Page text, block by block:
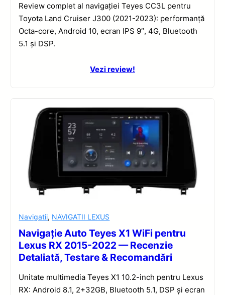
Review complet al navigației Teyes CC3L pentru
Toyota Land Cruiser J300 (2021-2023): performanță
Octa-core, Android 10, ecran IPS 9″, 4G, Bluetooth
5.1 și DSP.
Vezi review!
Navigatii, NAVIGATII LEXUS
Navigație Auto Teyes X1 WiFi pentru
Lexus RX 2015-2022 — Recenzie
Detaliată, Testare & Recomandări
Unitate multimedia Teyes X1 10.2-inch pentru Lexus
RX: Android 8.1, 2+32GB, Bluetooth 5.1, DSP și ecran